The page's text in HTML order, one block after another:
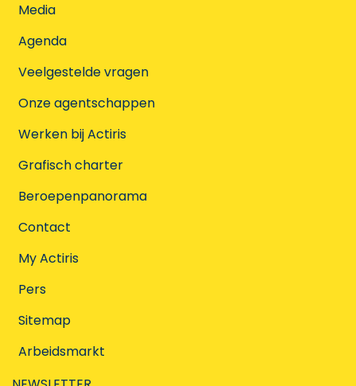
Media
Agenda
Veelgestelde vragen
Onze agentschappen
Werken bij Actiris
Grafisch charter
Beroepenpanorama
Contact
My Actiris
Pers
Sitemap
Arbeidsmarkt